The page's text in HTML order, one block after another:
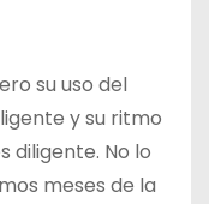
su uso del
y su ritmo
diligente. No lo
meses de la